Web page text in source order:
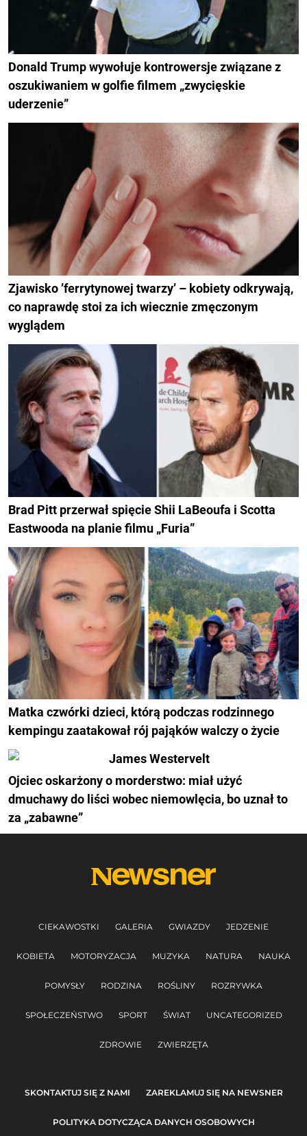
Donald Trump wywołuje kontrowersje związane z
oszukiwaniem w golfie filmem „zwycięskie
uderzenie”
Zjawisko ’ferrytynowej twarzy’ – kobiety odkrywają,
co naprawdę stoi za ich wiecznie zmęczonym
wyglądem
Brad Pitt przerwał spięcie Shii LaBeoufa i Scotta
Eastwooda na planie filmu „Furia”
Matka czwórki dzieci, którą podczas rodzinnego
kempingu zaatakował rój pająków walczy o życie
Ojciec oskarżony o morderstwo: miał użyć
dmuchawy do liści wobec niemowlęcia, bo uznał to
za „zabawne”
CIEKAWOSTKI GALERIA GWIAZDY JEDZENIE
KOBIETA MOTORYZACJA MUZYKA NATURA NAUKA
POMYSŁY RODZINA ROŚLINY ROZRYWKA
SPOŁECZEŃSTWO SPORT ŚWIAT UNCATEGORIZED
ZDROWIE ZWIERZĘTA
SKONTAKTUJ SIĘ Z NAMI ZAREKLAMUJ SIĘ NA NEWSNER
POLITYKA DOTYCZĄCA DANYCH OSOBOWYCH